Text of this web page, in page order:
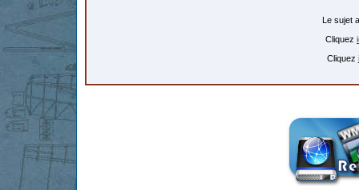
Le sujet
Cliquez
Cliquez